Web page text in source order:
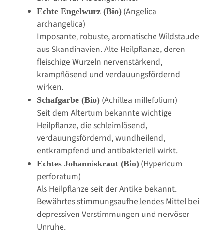
Echte Engelwurz (Bio) (Angelica
archangelica)
Imposante, robuste, aromatische Wildstaude
aus Skandinavien. Alte Heilpflanze, deren
fleischige Wurzeln nervenstärkend,
krampflösend und verdauungsfördernd
wirken.
Schafgarbe (Bio) (Achillea millefolium)
Seit dem Altertum bekannte wichtige
Heilpflanze, die schleimlösend,
verdauungsfördernd, wundheilend,
entkrampfend und antibakteriell wirkt.
Echtes Johanniskraut (Bio) (Hypericum
perforatum)
Als Heilpflanze seit der Antike bekannt.
Bewährtes stimmungsaufhellendes Mittel bei
depressiven Verstimmungen und nervöser
Unruhe.